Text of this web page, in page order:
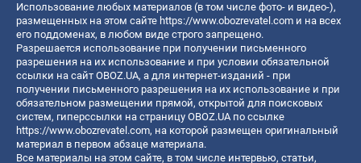
Использование любых материалов (в том числе фото- и видео-),
размещенных на этом сайте https://www.obozrevatel.com и на всех
его поддоменах, в любом виде строго запрещено.
Разрешается использование при получении письменного
разрешения на их использование и при условии обязательной
ссылки на сайт OBOZ.UA, а для интернет-изданий - при
получении письменного разрешения на их использование и при
обязательном размещении прямой, открытой для поисковых
систем, гиперссылки на страницу OBOZ.UA по ссылке
https://www.obozrevatel.com, на которой размещен оригинальный
материал в первом абзаце материала.
Все материалы на этом сайте, в том числе интервью, статьи,